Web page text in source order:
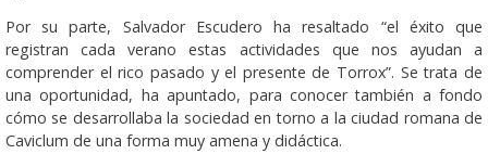
Por su parte, Salvador Escudero ha resaltado “el éxito que
registran cada verano estas actividades que nos ayudan a
comprender el rico pasado y el presente de Torrox”. Se trata de
una oportunidad, ha apuntado, para conocer también a fondo
cómo se desarrollaba la sociedad en torno a la ciudad romana de
Caviclum de una forma muy amena y didáctica.